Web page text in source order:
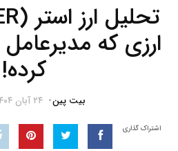
ارزی که
کرده!
بیت پین ۲۴ آبان ۱۴۰۴
اشتراک گذاری